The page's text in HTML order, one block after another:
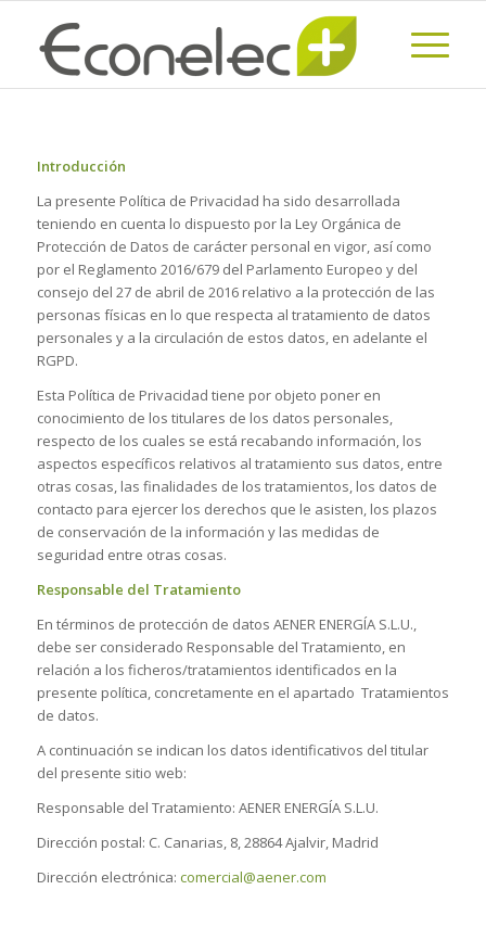
Introducción
La presente Política de Privacidad ha sido desarrollada
teniendo en cuenta lo dispuesto por la Ley Orgánica de
Protección de Datos de carácter personal en vigor, así como
por el Reglamento 2016/679 del Parlamento Europeo y del
consejo del 27 de abril de 2016 relativo a la protección de las
personas físicas en lo que respecta al tratamiento de datos
personales y a la circulación de estos datos, en adelante el
RGPD.
Esta Política de Privacidad tiene por objeto poner en
conocimiento de los titulares de los datos personales,
respecto de los cuales se está recabando información, los
aspectos específicos relativos al tratamiento sus datos, entre
otras cosas, las finalidades de los tratamientos, los datos de
contacto para ejercer los derechos que le asisten, los plazos
de conservación de la información y las medidas de
seguridad entre otras cosas.
Responsable del Tratamiento
En términos de protección de datos AENER ENERGÍA S.L.U.,
debe ser considerado Responsable del Tratamiento, en
relación a los ficheros/tratamientos identificados en la
presente política, concretamente en el apartado Tratamientos
de datos.
A continuación se indican los datos identificativos del titular
del presente sitio web:
Responsable del Tratamiento: AENER ENERGÍA S.L.U.
Dirección postal: C. Canarias, 8, 28864 Ajalvir, Madrid
Dirección electrónica: comercial@aener.com